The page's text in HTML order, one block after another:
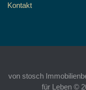
Kontakt
von stosch
für Leben ©